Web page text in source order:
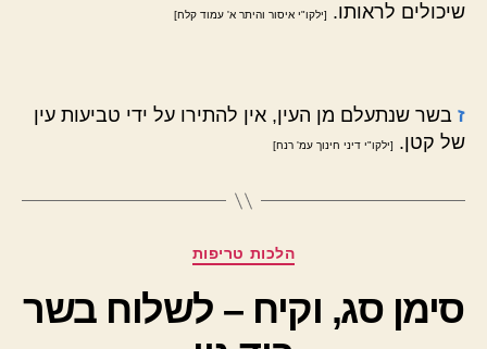
שיכולים לראותו.
[ילקו"י איסור והיתר א' עמוד קלח]
ז בשר שנתעלם מן העין, אין להתירו על ידי טביעות עין
של קטן.
[ילקו"י דיני חינוך עמ' רנח]
קטגוריות
הלכות טריפות
סימן סג, וקיח – לשלוח בשר